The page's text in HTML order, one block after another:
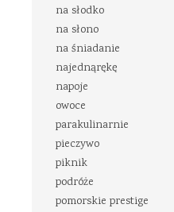
na słodko
na słono
na śniadanie
najednąrękę
napoje
owoce
parakulinarnie
pieczywo
piknik
podróże
pomorskie prestige